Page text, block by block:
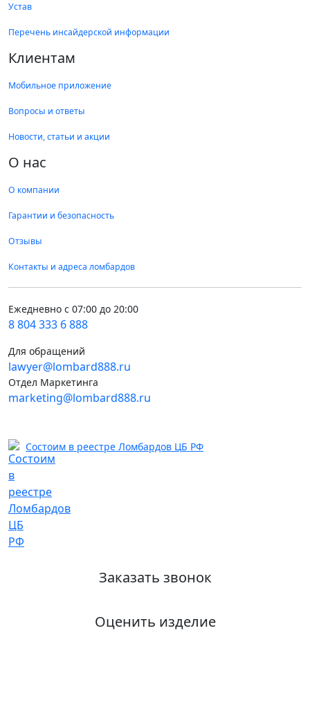
Устав
Перечень инсайдерской информации
Клиентам
Мобильное приложение
Вопросы и ответы
Новости, статьи и акции
О нас
О компании
Гарантии и безопасность
Отзывы
Контакты и адреса ломбардов
Ежедневно с 07:00 до 20:00
8 804 333 6 888
Для обращений
lawyer@lombard888.ru
Отдел Маркетинга
marketing@lombard888.ru
Состоим в реестре Ломбардов ЦБ РФ
Заказать звонок
Оценить изделие